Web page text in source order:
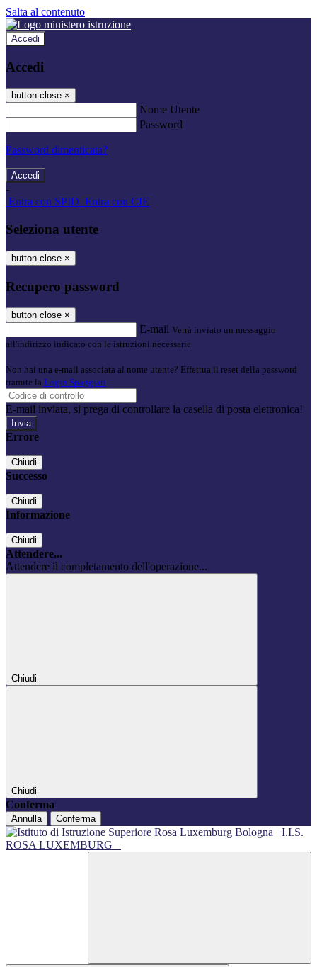
Salta al contenuto
Accedi
Accedi
button close ×
Nome Utente
Password
Password dimenticata?
-
Entra con SPID Entra con CIE
Seleziona utente
button close ×
Recupero password
button close ×
E-mail Verrà inviato un messaggio
all'indirizzo indicato con le istruzioni necessarie.
Non hai una e-mail associata al nome utente? Effettua il reset della password
tramite la Login Spaggiari
E-mail inviata, si prega di controllare la casella di posta elettronica!
Errore
Chiudi
Successo
Chiudi
Informazione
Chiudi
Attendere...
Attendere il completamento dell'operazione...
Chiudi
Chiudi
Conferma
Annulla Conferma
I.I.S.
ROSA LUXEMBURG